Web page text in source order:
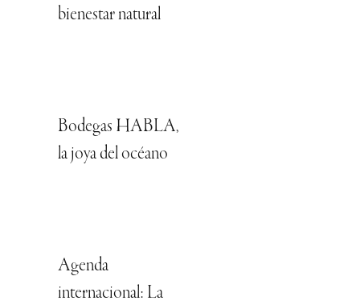
bienestar natural
Bodegas HABLA,
la joya del océano
Agenda
internacional: La